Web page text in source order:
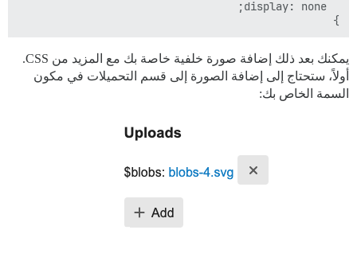
}
يمكنك بعد ذلك إضافة صورة خلفية خاصة بك مع المزيد من CSS.
أولاً، ستحتاج إلى إضافة الصورة إلى قسم التحميلات في مكون
السمة الخاص بك: